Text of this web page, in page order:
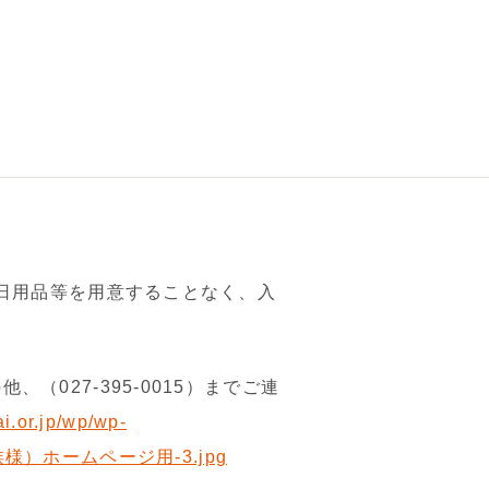
品等を用意することなく、入
、（027-395-0015）までご連
wp/wp-
）ホームページ用-3.jpg